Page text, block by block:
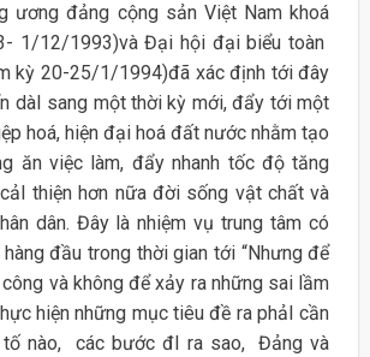
ương đảng cộng sản Việt Nam khoá
1/12/1993)và Đại hội đại biểu toàn
kỳ 20-25/1/1994)đã xác định tới đây
dàI sang một thời kỳ mới, đẩy tới một
hoá, hiện đại hoá đất nước nhằm tạo
ăn việc làm, đẩy nhanh tốc độ tăng
thiện hơn nữa đời sống vật chất và
dân. Đây là nhiệm vụ trung tâm có
đầu trong thời gian tới “Nhưng để
và không để xảy ra những sai lầm
hiện những mục tiêu đề ra phảI cần
tố nào, các bước đI ra sao, Đảng và